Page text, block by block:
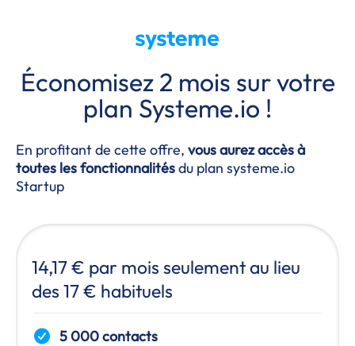
Économisez 2 mois sur votre
plan Systeme.io !
En profitant de cette offre, vous aurez accès à
toutes les fonctionnalitésdu plan systeme.io
Startup
14,17 € par mois seulement au lieu
des 17 € habituels
5 000 contacts